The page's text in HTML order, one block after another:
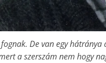
De van egy hátránya
a szerszám nem hogy